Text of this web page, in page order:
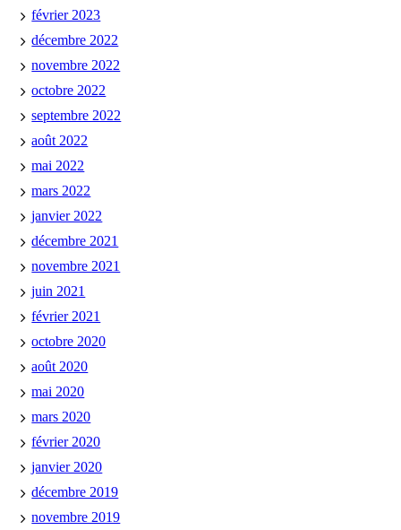
février 2023
décembre 2022
novembre 2022
octobre 2022
septembre 2022
août 2022
mai 2022
mars 2022
janvier 2022
décembre 2021
novembre 2021
juin 2021
février 2021
octobre 2020
août 2020
mai 2020
mars 2020
février 2020
janvier 2020
décembre 2019
novembre 2019